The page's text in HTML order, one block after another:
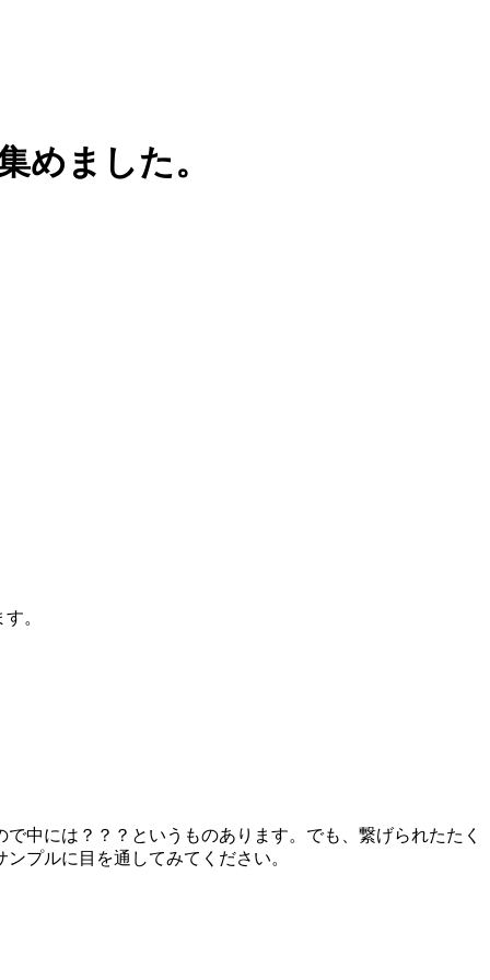
めました。
。
中には？？？というものあります。でも、繋げられたたく
プルに目を通してみてください。